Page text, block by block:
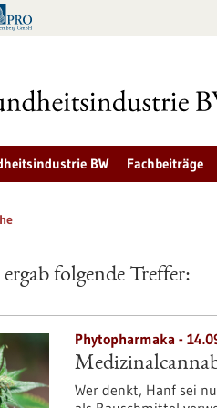
BW Fachbeiträge
folgende Treffer:
Phytopharmaka -
Wer denkt, Hanf sei